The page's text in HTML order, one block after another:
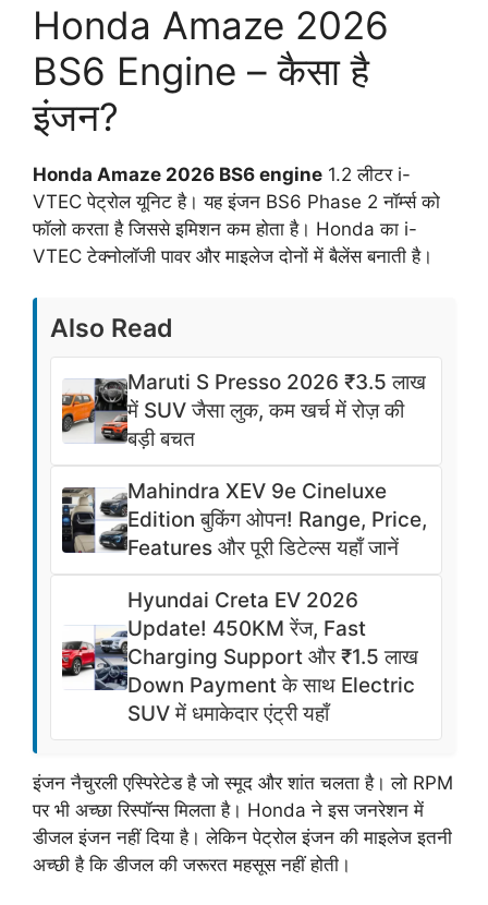
Honda Amaze 2026
BS6 Engine – कैसा है
इंजन?
Honda Amaze 2026 BS6 engine 1.2 लीटर i-
VTEC पेट्रोल यूनिट है। यह इंजन BS6 Phase 2 नॉर्म्स को
फॉलो करता है जिससे इमिशन कम होता है। Honda का i-
VTEC टेक्नोलॉजी पावर और माइलेज दोनों में बैलेंस बनाती है।
Also Read
Maruti S Presso 2026 ₹3.5 लाख
में SUV जैसा लुक, कम खर्च में रोज़ की
बड़ी बचत
Mahindra XEV 9e Cineluxe
Edition बुकिंग ओपन! Range, Price,
Features और पूरी डिटेल्स यहाँ जानें
Hyundai Creta EV 2026
Update! 450KM रेंज, Fast
Charging Support और ₹1.5 लाख
Down Payment के साथ Electric
SUV में धमाकेदार एंट्री यहाँ
इंजन नैचुरली एस्पिरेटेड है जो स्मूद और शांत चलता है। लो RPM
पर भी अच्छा रिस्पॉन्स मिलता है। Honda ने इस जनरेशन में
डीजल इंजन नहीं दिया है। लेकिन पेट्रोल इंजन की माइलेज इतनी
अच्छी है कि डीजल की जरूरत महसूस नहीं होती।